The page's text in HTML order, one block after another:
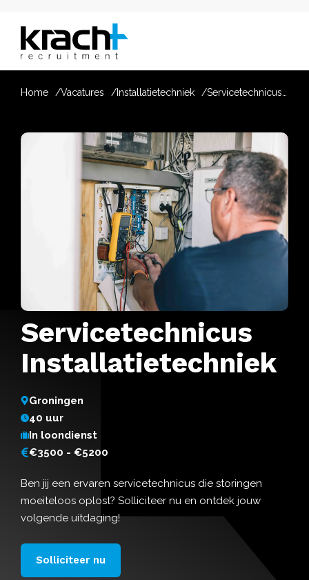
Home Vacatures Installatietechniek
Servicetechnicus
Installatietechniek
Groningen
40 uur
In loondienst
€3500 - €5200
Ben jij een ervaren servicetechnicus die storingen
moeiteloos oplost? Solliciteer nu en ontdek jouw
volgende uitdaging!
Solliciteer nu